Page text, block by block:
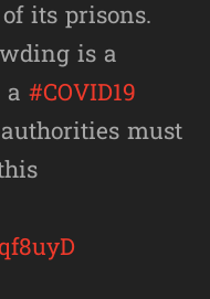
its prisons.
is a
a#COVID19
must